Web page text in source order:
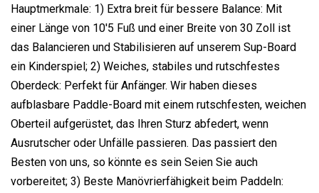
Hauptmerkmale: 1) Extra breit für bessere Balance: Mit
einer Länge von 10'5 Fuß und einer Breite von 30 Zoll ist
das Balancieren und Stabilisieren auf unserem Sup-Board
ein Kinderspiel; 2) Weiches, stabiles und rutschfestes
Oberdeck: Perfekt für Anfänger. Wir haben dieses
aufblasbare Paddle-Board mit einem rutschfesten, weichen
Oberteil aufgerüstet, das Ihren Sturz abfedert, wenn
Ausrutscher oder Unfälle passieren. Das passiert den
Besten von uns, so könnte es sein Seien Sie auch
vorbereitet; 3) Beste Manövrierfähigkeit beim Paddeln: